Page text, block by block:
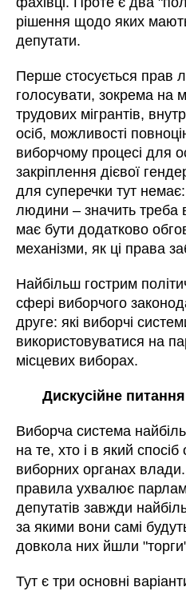
рішення щодо яких
депутати.
Перше стосується прав
голосувати, зокрема на
трудових мігрантів,
осіб, можливості
виборчому процесі для
закріплення дієвої
для суперечки тут
людини – значить треба
має бути додатково
механізми, як ці права
Найбільш гострим
сфері виборчого
друге: які виборчі
використовуватися на
місцевих виборах.
Дискусійне
Виборча система
на те, хто і в який
виборних органах влади.
правила ухвалює
депутатів завжди
за якими вони самі
довкола них йшли
Тут є три основні